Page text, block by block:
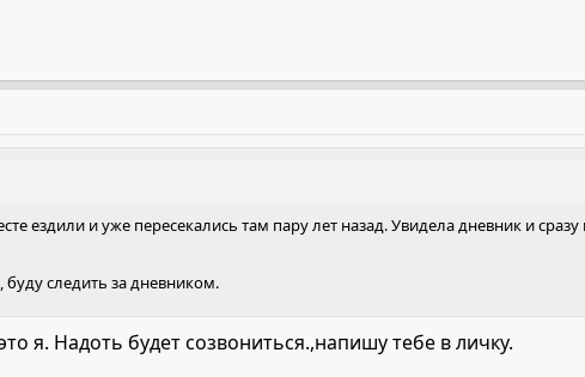
ездили и уже пересекались там пару лет назад. Увидела дневник и
следить за дневником.
я. Надоть будет созвониться.,напишу тебе в личку.